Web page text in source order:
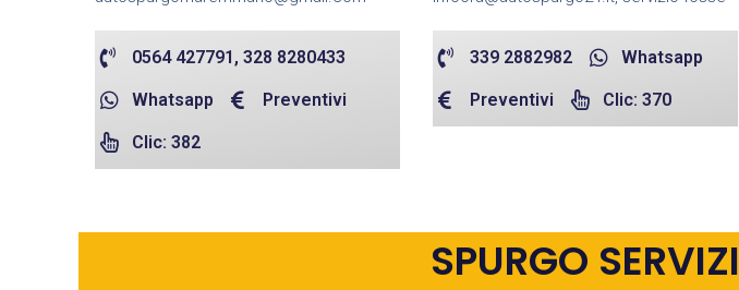
0564 427791, 328 8280433
Whatsapp Preventivi
Clic: 382
339 2882982 Whatsapp
Preventivi Clic: 370
SPURGO SERVIZI